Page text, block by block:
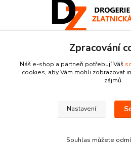
Pracovní doba:
+420 224 818 812
Po-Pá: 8:00-18:00 hod.
Zpracování
Náš e-shop a partneři potřebují Váš
cookies, aby Vám mohli zobrazovat
zájmů.
Nastavení
Souhlas můžete